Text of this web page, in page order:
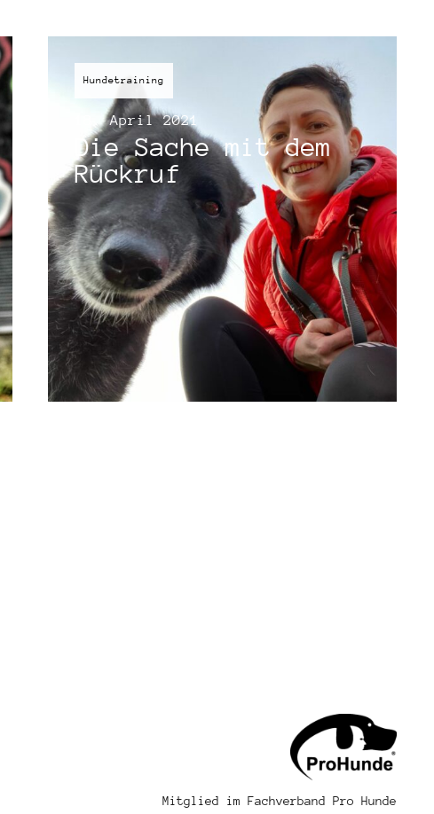
Hundetraining
18. April 2021
Die Sache mit dem
Rückruf
Mitglied im Fachverband Pro Hunde